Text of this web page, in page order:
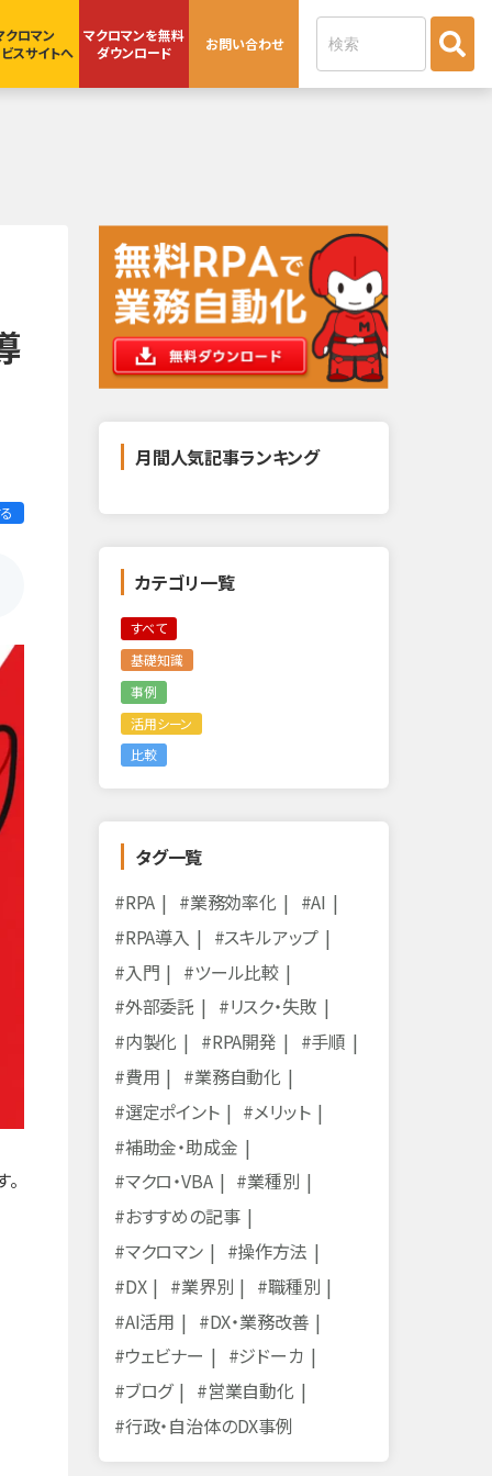
クロマン
スサイトへ
マクロマンを無料
ダウンロード
お問い合わせ
これは、自動候補機能付きの検索フィ
月間人気記事ランキング
カテゴリ一覧
すべて
基礎知識
事例
活用シーン
比較
タグ一覧
#RPA
#業務効率化
#AI
#RPA導入
#スキルアップ
#入門
#ツール比較
#外部委託
#リスク・失敗
#内製化
#RPA開発
#手順
#費用
#業務自動化
#選定ポイント
#メリット
#補助金・助成金
#マクロ・VBA
#業種別
#おすすめの記事
#マクロマン
#操作方法
#DX
#業界別
#職種別
#AI活用
#DX・業務改善
#ウェビナー
#ジドーカ
#ブログ
#営業自動化
#行政・自治体のDX事例